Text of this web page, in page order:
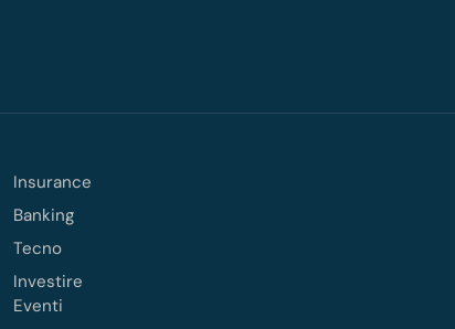
Insurance
Banking
Tecno
Investire
Eventi